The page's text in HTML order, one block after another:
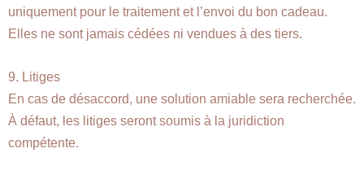
uniquement pour le traitement et l’envoi du bon cadeau.
Elles ne sont jamais cédées ni vendues à des tiers.
9. Litiges
En cas de désaccord, une solution amiable sera recherchée.
À défaut, les litiges seront soumis à la juridiction
compétente.